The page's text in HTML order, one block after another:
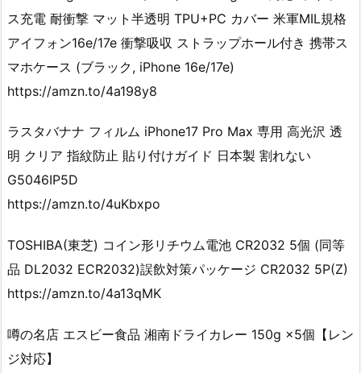
ス充電 耐衝撃 マット半透明 TPU+PC カバー 米軍MIL規格
アイフォン16e/17e 衝撃吸収 ストラップホール付き 携帯ス
マホケース (ブラック, iPhone 16e/17e)
https://amzn.to/4a198y8
ラスタバナナ フィルム iPhone17 Pro Max 専用 高光沢 透
明 クリア 指紋防止 貼り付けガイド 日本製 割れない
G5046IP5D
https://amzn.to/4uKbxpo
TOSHIBA(東芝) コイン形リチウム電池 CR2032 5個 (同等
品 DL2032 ECR2032)誤飲対策パッケージ CR2032 5P(Z)
https://amzn.to/4a13qMK
噂の名店 エスビー食品 湘南ドライカレー 150g ×5個【レン
ジ対応】